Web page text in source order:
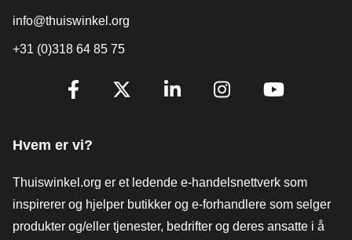
info@thuiswinkel.org
+31 (0)318 64 85 75
[_General:SocialMediaTitle]
Hvem er vi?
Thuiswinkel.org er et ledende e-handelsnettverk som
inspirerer og hjelper butikker og e-forhandlere som selger
produkter og/eller tjenester, bedrifter og deres ansatte i å